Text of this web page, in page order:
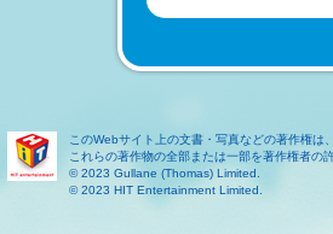
このWebサイト上の文書・写真などの著作権
これらの著作物の全部または一部を著作権者の
© 2023 Gullane (Thomas) Limited.
© 2023 HIT Entertainment Limited.